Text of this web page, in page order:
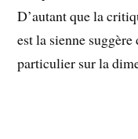
D’autant que la
est la sienne
particulier sur la